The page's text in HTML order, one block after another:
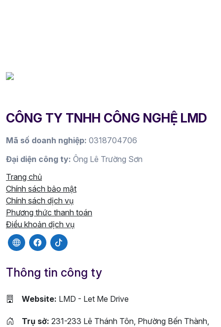
CÔNG TY TNHH CÔNG NGHỆ LMD
Mã số doanh nghiệp: 0318704706
Đại diện công ty: Ông Lê Trường Sơn
Trang chủ
Chính sách bảo mật
Chính sách dịch vụ
Phương thức thanh toán
Điều khoản dịch vụ
Thông tin công ty
Website: LMD - Let Me Drive
Trụ sở: 231-233 Lê Thánh Tôn, Phường Bến Thành,